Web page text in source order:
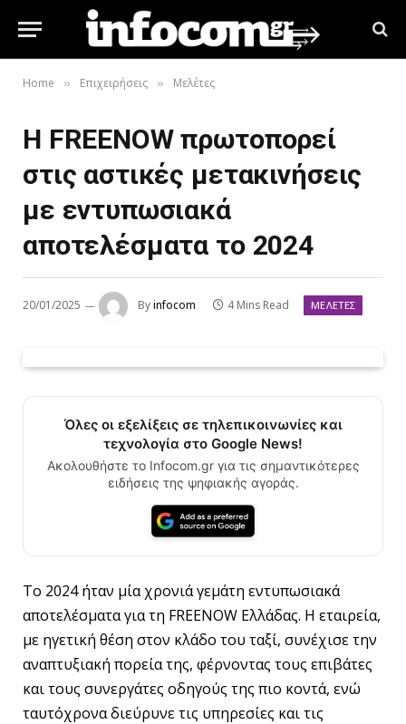
Home » Επιχειρήσεις » Μελέτες
Η FREENOW πρωτοπορεί
στις αστικές μετακινήσεις
με εντυπωσιακά
αποτελέσματα το 2024
20/01/2025 Byinfocom 4 Mins Read ΜΕΛΈΤΕΣ
Όλες οι εξελίξεις σε τηλεπικοινωνίες και
τεχνολογία στο Google News!
Ακολουθήστε το Infocom.gr για τις σημαντικότερες
ειδήσεις της ψηφιακής αγοράς.
Το 2024 ήταν μία χρονιά γεμάτη εντυπωσιακά
αποτελέσματα για τη FREENOW Ελλάδας. Η εταιρεία,
με ηγετική θέση στον κλάδο του ταξί, συνέχισε την
αναπτυξιακή πορεία της, φέρνοντας τους επιβάτες
και τους συνεργάτες οδηγούς της πιο κοντά, ενώ
ταυτόχρονα διεύρυνε τις υπηρεσίες και τις